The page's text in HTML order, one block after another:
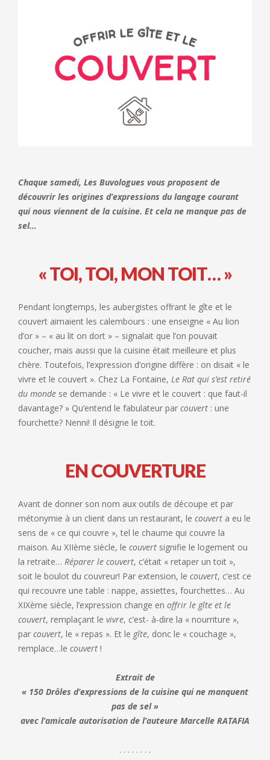
Chaque samedi, Les Buvologues vous proposent de
découvrir les origines d’expressions du langage courant
qui nous viennent de la cuisine. Et cela ne manque pas de
sel…
« TOI, TOI, MON TOIT… »
Pendant longtemps, les aubergistes offrant le gîte et le
couvert aimaient les calembours : une enseigne « Au lion
d’or » – « au lit on dort » – signalait que l’on pouvait
coucher, mais aussi que la cuisine était meilleure et plus
chère. Toutefois, l’expression d’origine diffère : on disait « le
vivre et le couvert ». Chez La Fontaine, Le Rat qui s’est retiré
du monde se demande : « Le vivre et le couvert : que faut-il
davantage? » Qu’entend le fabulateur par couvert : une
fourchette? Nenni! Il désigne le toit.
EN COUVERTURE
Avant de donner son nom aux outils de découpe et par
métonymie à un client dans un restaurant, le couvert a eu le
sens de « ce qui couvre », tel le chaume qui couvre la
maison. Au XIIème siècle, le couvert signifie le logement ou
la retraite… Réparer le couvert, c’était « retaper un toit »,
soit le boulot du couvreur! Par extension, le couvert, c’est ce
qui recouvre une table : nappe, assiettes, fourchettes… Au
XIXème siècle, l’expression change en offrir le gîte et le
couvert, remplaçant le vivre, c’est- à-dire la « nourriture »,
par couvert, le « repas ». Et le gîte, donc le « couchage »,
remplace…le couvert !
Extrait de
« 150 Drôles d’expressions de la cuisine qui ne manquent
pas de sel »
avec l’amicale autorisation de l’auteure Marcelle RATAFIA
. . . . . . . .